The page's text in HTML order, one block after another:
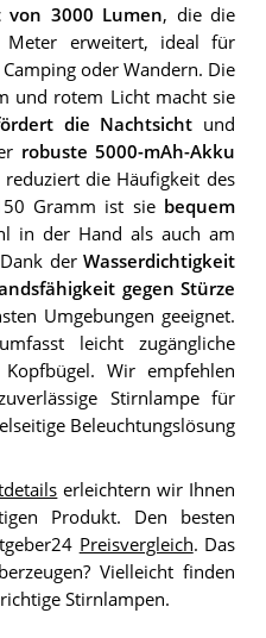
von 3000 Lumen, die die
erweitert, ideal für
oder Wandern. Die
und rotem Licht macht sie
die Nachtsicht und
robuste 5000-mAh-Akku
die Häufigkeit des
Gramm ist sie bequem
in der Hand als auch am
der Wasserdichtigkeit
gegen Stürze
Umgebungen geeignet.
leicht zugängliche
Wir empfehlen
Stirnlampe für
Beleuchtungslösung
erleichtern wir Ihnen
Produkt. Den besten
Preisvergleich. Das
Vielleicht finden
Stirnlampen.